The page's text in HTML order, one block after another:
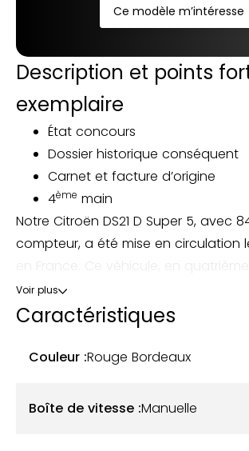
Ce modèle m’intéresse
Description et points
exemplaire
État concours
Dossier historique conséquent
Carnet et facture d’origine
4ème main
Notre Citroën DS21 D Super 5, avec
compteur, a été mise en circulation
toujours été entretenu avec le plus
comme en atteste son dossier
Voir plus
Caractéristiques
Couleur :Rouge Bordeaux
Boîte de vitesse :Manuelle